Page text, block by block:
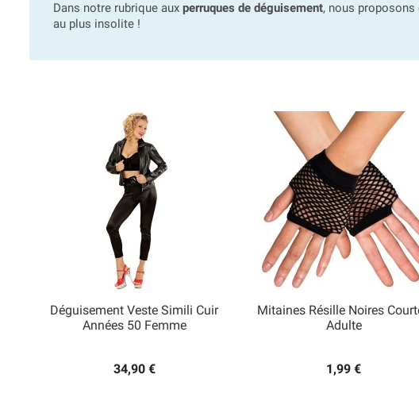
Dans notre rubrique aux perruques de déguisement, nous
au plus insolite !
Déguisement Veste Simili Cuir
Années 50 Femme
34,90 €
Aperçu rapide
Mitaines Résille Noires
Adulte
1,99 €
Aperçu rapide